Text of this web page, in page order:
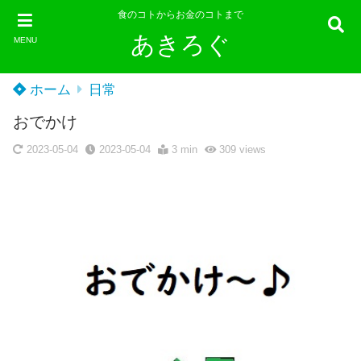
MENU
食のコトからお金のコトまで
あきろぐ
ホーム 日常
おでかけ
2023-05-04 2023-05-04 3 min 309views